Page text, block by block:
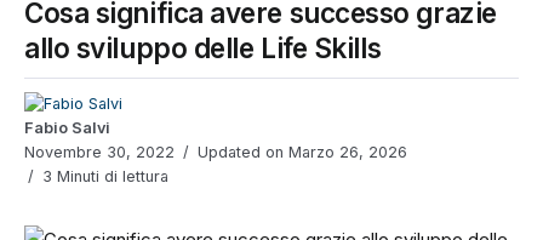
Cosa significa avere successo grazie
allo sviluppo delle Life Skills
Fabio Salvi
Novembre 30, 2022
Updated on Marzo 26, 2026
3 Minuti di lettura